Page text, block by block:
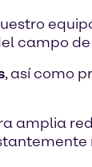
campo
, así como
amplia